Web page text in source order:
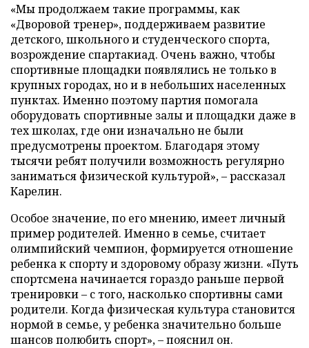
«Мы продолжаем такие программы, как
«Дворовой тренер», поддерживаем развитие
детского, школьного и студенческого спорта,
возрождение спартакиад. Очень важно, чтобы
спортивные площадки появлялись не только в
крупных городах, но и в небольших населенных
пунктах. Именно поэтому партия помогала
оборудовать спортивные залы и площадки даже в
тех школах, где они изначально не были
предусмотрены проектом. Благодаря этому
тысячи ребят получили возможность регулярно
заниматься физической культурой», – рассказал
Карелин.
Особое значение, по его мнению, имеет личный
пример родителей. Именно в семье, считает
олимпийский чемпион, формируется отношение
ребенка к спорту и здоровому образу жизни. «Путь
спортсмена начинается гораздо раньше первой
тренировки – с того, насколько спортивны сами
родители. Когда физическая культура становится
нормой в семье, у ребенка значительно больше
шансов полюбить спорт», – пояснил он.